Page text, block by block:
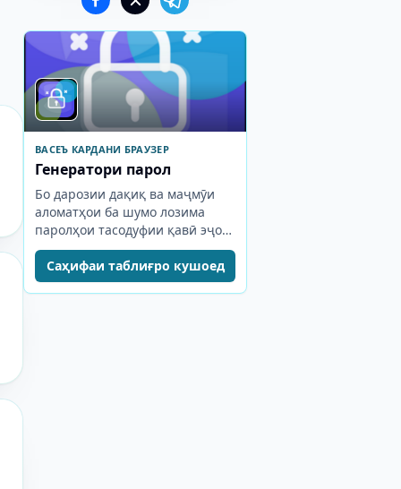
ВАСЕЪ КАРДАНИ БРАУЗЕР
Генератори парол
Бо дарозии дақиқ ва маҷмӯи
аломатҳои ба шумо лозима
паролҳои тасодуфии қавӣ эҷод
кунед.
Саҳифаи таблиғро кушоед